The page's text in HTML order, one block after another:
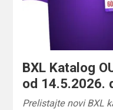
BXL Katalog
od 14.5.2026.
Prelistajte novi BXL